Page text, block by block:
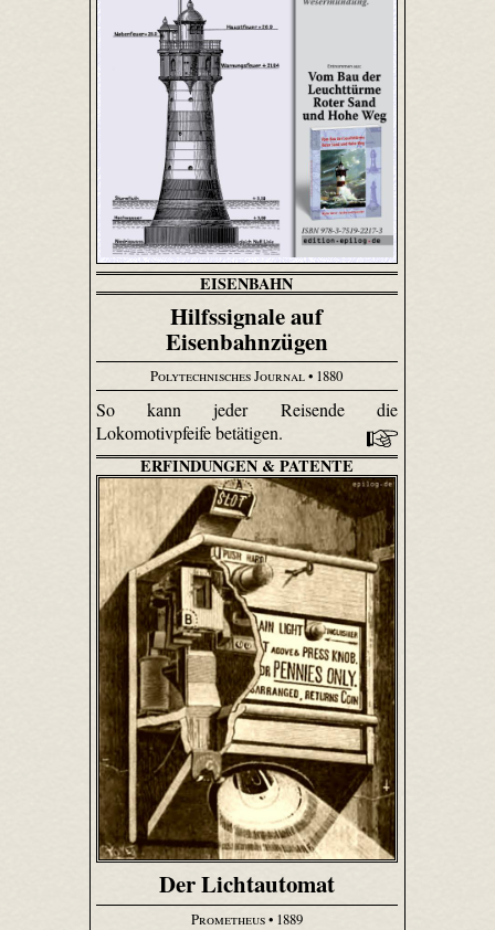
EISENBAHN
Hilfssignale auf
Eisenbahnzügen
Polytechnisches Journal• 1880
So kann jeder Reisende die
Lokomotivpfeife betätigen.
ERFINDUNGEN & PATENTE
Der Lichtautomat
Prometheus• 1889